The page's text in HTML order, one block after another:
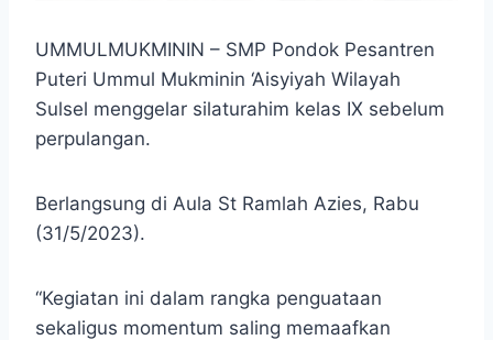
UMMULMUKMININ – SMP Pondok Pesantren
Puteri Ummul Mukminin ‘Aisyiyah Wilayah
Sulsel menggelar silaturahim kelas IX sebelum
perpulangan.
Berlangsung di Aula St Ramlah Azies, Rabu
(31/5/2023).
“Kegiatan ini dalam rangka penguataan
sekaligus momentum saling memaafkan